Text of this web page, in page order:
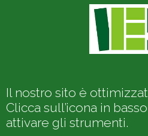
Il nostro sito è
Clicca sull’icona in
attivare gli strumenti.